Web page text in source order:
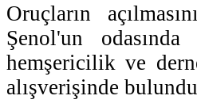
Oruçların
Şenol'un
hemşericilik ve
alışverişinde